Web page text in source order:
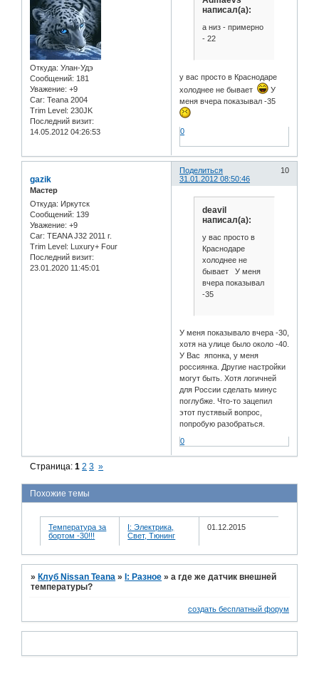
Откуда: Улан-Удэ
Сообщений: 181
Уважение: +9
Car: Teana 2004
Trim Level: 230JK
Последний визит:
14.05.2012 04:26:53
написал(а):
а низ - примерно
- 22
у вас просто в Краснодаре
холоднее не бывает
У
меня вчера показывал -35
0
Поделиться
10
31.01.2012 08:50:46
gazik
Мастер
Откуда: Иркутск
Сообщений: 139
Уважение: +9
Car: TEANA J32 2011 г.
Trim Level: Luxury+ Four
Последний визит:
23.01.2020 11:45:01
deavil
написал(а):
у вас просто в
Краснодаре
холоднее не
бывает У меня
вчера показывал
-35
У меня показывало вчера -30,
хотя на улице было около -40.
У Вас японка, у меня
россиянка. Другие настройки
могут быть. Хотя логичней
для России сделать минус
поглубже. Что-то зацепил
этот пустявый вопрос,
попробую разобраться.
0
Страница:1 2 3 »
Похожие темы
Температура за
бортом -30!!!
I: Электрика,
Свет, Тюнинг
01.12.2015
»Клуб Nissan Teana »I: Разное »а где же датчик внешней
температуры?
создать бесплатный форум